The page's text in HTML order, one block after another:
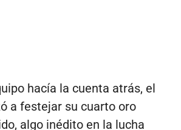
hacía la cuenta atrás, el
a festejar su cuarto oro
algo inédito en la lucha